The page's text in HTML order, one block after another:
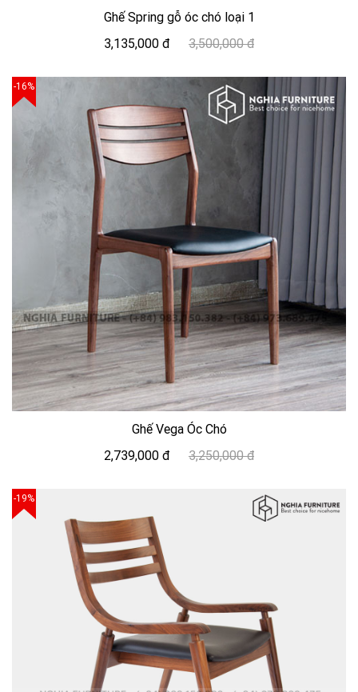
Ghế Spring gỗ óc chó loại 1
3,135,000 đ
3,500,000 đ
-16%
Ghế Vega Óc Chó
2,739,000 đ
3,250,000 đ
-19%